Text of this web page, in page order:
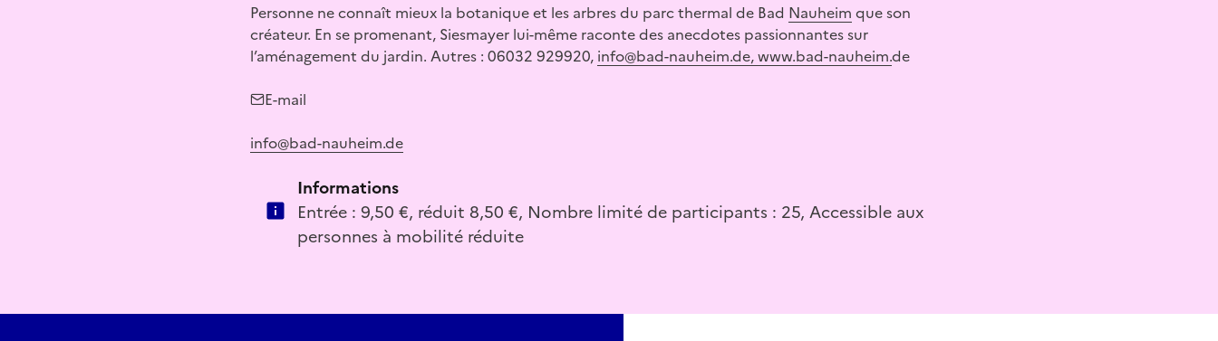
Personne ne connaît mieux la botanique et les arbres du parc thermal de Bad Nauheim que son
créateur. En se promenant, Siesmayer lui-même raconte des anecdotes passionnantes sur
l’aménagement du jardin. Autres : 06032 929920, info@bad-nauheim.de, www.bad-nauheim.de
E-mail
info@bad-nauheim.de
Informations
Entrée : 9,50 €, réduit 8,50 €, Nombre limité de participants : 25, Accessible aux
personnes à mobilité réduite